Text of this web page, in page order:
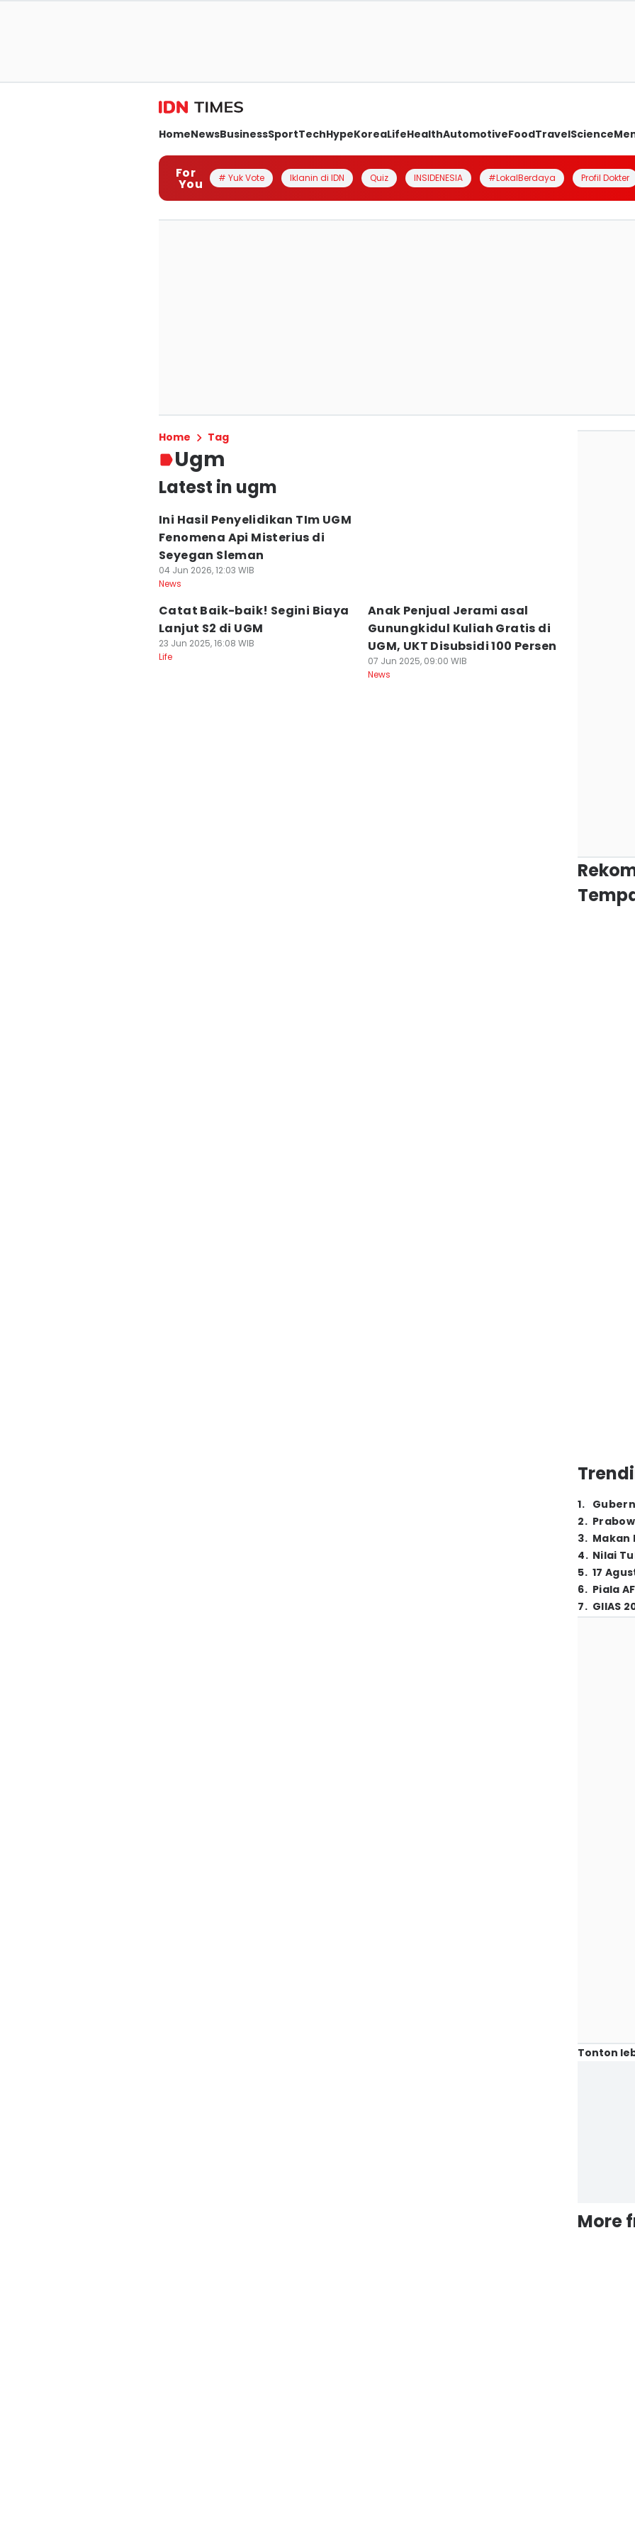
HomeNewsBusinessSportTechHypeKoreaLifeHealthAutomotiveFoodTravelScience
For
You # Yuk Vote Iklanin di IDN Quiz INSIDENESIA #LokalBerdaya Profil Dokter
Home Tag
Ugm
Latest in ugm
Ini Hasil Penyelidikan TIm UGM
Fenomena Api Misterius di
Seyegan Sleman
04 Jun 2026, 12:03 WIB
News
Catat Baik-baik! Segini Biaya
Lanjut S2 di UGM
23 Jun 2025, 16:08 WIB
Life
Anak Penjual Jerami asal
Gunungkidul Kuliah Gratis di
UGM, UKT Disubsidi 100 Persen
07 Jun 2025, 09:00 WIB
News
1.
2.
3. Makan
4. Nilai
5. 17
6. Piala
7. GIIAS
Tonton
More